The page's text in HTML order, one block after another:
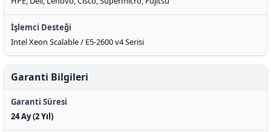
İşlemci Desteği
Intel Xeon Scalable / E5-2600 v4 Serisi
Garanti Bilgileri
Garanti Süresi
24 Ay (2 Yıl)